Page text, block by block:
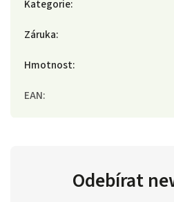
Kategorie:
Záruka:
Hmotnost:
EAN:
Odebírat